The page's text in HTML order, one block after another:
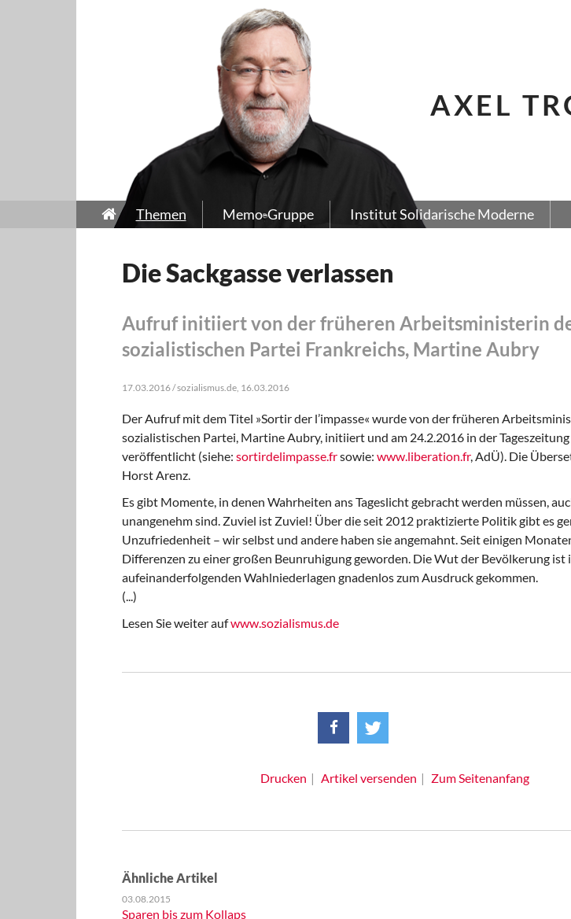
AXEL
Themen Memo-Gruppe Institut Solidarische Moderne
Die Sackgasse verlassen
Aufruf initiiert von der früheren Arbeitsministerin
sozialistischen Partei Frankreichs, Martine Aubry
17.03.2016 / sozialismus.de, 16.03.2016
Der Aufruf mit dem Titel »Sortir der l’impasse« wurde von der früheren
sozialistischen Partei, Martine Aubry, initiiert und am 24.2.2016 in der
veröffentlicht (siehe: sortirdelimpasse.frsowie: www.liberation.fr, AdÜ). Die
Horst Arenz.
Es gibt Momente, in denen Wahrheiten ans Tageslicht gebracht werden müssen,
unangenehm sind. Zuviel ist Zuviel! Über die seit 2012 praktizierte Politik gibt es
Unzufriedenheit – wir selbst und andere haben sie angemahnt. Seit einigen
Differenzen zu einer großen Beunruhigung geworden. Die Wut der Bevölkerung ist
aufeinanderfolgenden Wahlniederlagen gnadenlos zum Ausdruck gekommen.
(...)
Lesen Sie weiter aufwww.sozialismus.de
Drucken Artikel versenden Zum Seitenanfang
Ähnliche Artikel
03.08.2015
Sparen bis zum Kollaps